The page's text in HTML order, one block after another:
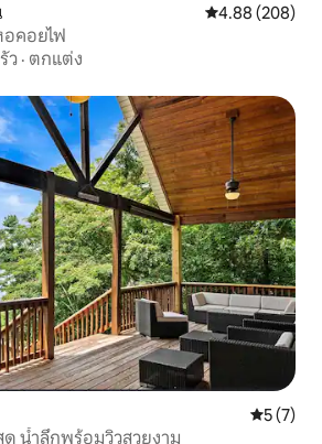
คะแนนเฉลี่ย
4.88 (208)
อคอยไฟ
ว · ตกแต่ง
คะแนนเฉ
5 (7)
น้ำลึกพร้อมวิวสวยงาม